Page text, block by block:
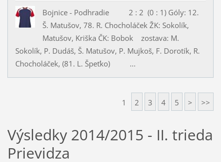
Bojnice - Podhradie 2 : 2 (0 : 1) Góly: 12.
Š. Matušov, 78. R. Chocholáček ŽK: Sokolík,
Matušov, Kriška ČK: Bobok zostava: M.
Sokolík, P. Dudáš, Š. Matušov, P. Mujkoš, F. Dorotík, R.
Chocholáček, (81. L. Špeťko) ...
1 2 3 4 5 > >>
Výsledky 2014/2015 - II. trieda
Prievidza